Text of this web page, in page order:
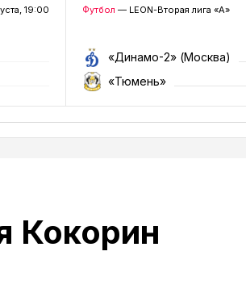
19:00 Футбол — LEON-Вторая лига «А»
«Динамо-2» (Москва)
«Тюмень»
Кокорин